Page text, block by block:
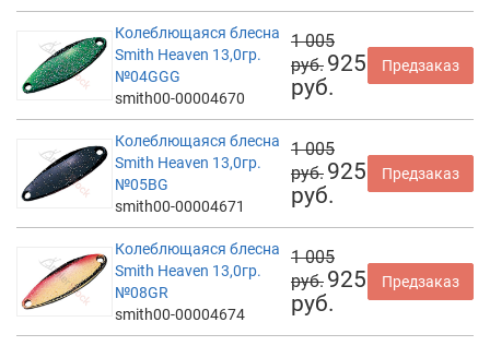
Колеблющаяся блесна
Smith Heaven 13,0гр.
№04GGG
smith00-00004670
1 005
руб. 925
руб.
Предзаказ
Колеблющаяся блесна
Smith Heaven 13,0гр.
№05BG
smith00-00004671
1 005
руб. 925
руб.
Предзаказ
Колеблющаяся блесна
Smith Heaven 13,0гр.
№08GR
smith00-00004674
1 005
руб. 925
руб.
Предзаказ